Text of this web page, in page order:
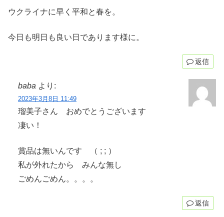
ウクライナに早く平和と春を。
今日も明日も良い日であります様に。
返信
baba より:
2023年3月8日 11:49
瑠美子さん おめでとうございます
凄い！
賞品は無いんです （ ; ; ）
私が外れたから みんな無し
ごめんごめん。。。。
返信